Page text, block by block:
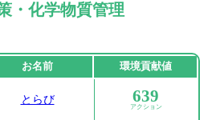
・化学物質管理
お名前 環境貢献値
とらび 639
アクション